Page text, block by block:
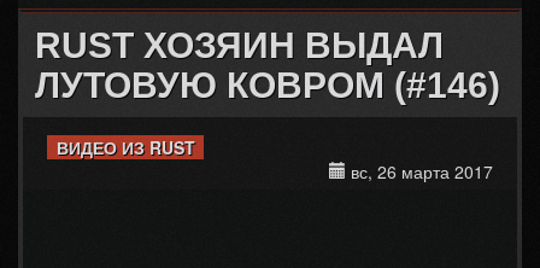
RUST ХОЗЯИН ВЫДАЛ
ЛУТОВУЮ КОВРОМ (#146)
ВИДЕО ИЗ RUST
вс, 26 марта 2017